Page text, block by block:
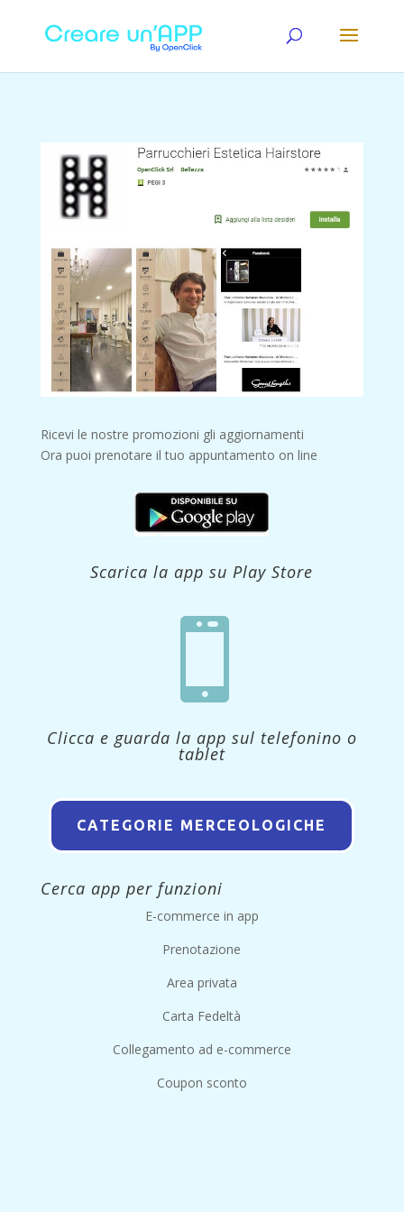
Ricevi le nostre promozioni gli aggiornamenti
Ora puoi prenotare il tuo appuntamento on line
Scarica la app su Play Store

Clicca e guarda la app sul telefonino o
tablet
CATEGORIE MERCEOLOGICHE
Cerca app per funzioni
E-commerce in app
Prenotazione
Area privata
Carta Fedeltà
Collegamento ad e-commerce
Coupon sconto